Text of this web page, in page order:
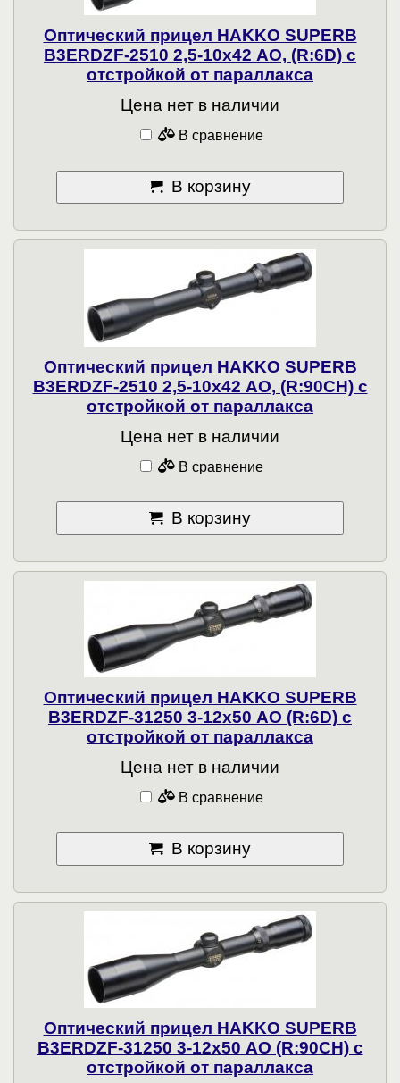
Оптический прицел HAKKO SUPERB
B3ERDZF-2510 2,5-10x42 АО, (R:6D) c
отстройкой от параллакса
Цена нет в наличии
В сравнение
В корзину
Оптический прицел HAKKO SUPERB
B3ERDZF-2510 2,5-10x42 АО, (R:90CH) c
отстройкой от параллакса
Цена нет в наличии
В сравнение
В корзину
Оптический прицел HAKKO SUPERB
B3ERDZF-31250 3-12x50 АО (R:6D) с
отстройкой от параллакса
Цена нет в наличии
В сравнение
В корзину
Оптический прицел HAKKO SUPERB
B3ERDZF-31250 3-12x50 АО (R:90CH) с
отстройкой от параллакса